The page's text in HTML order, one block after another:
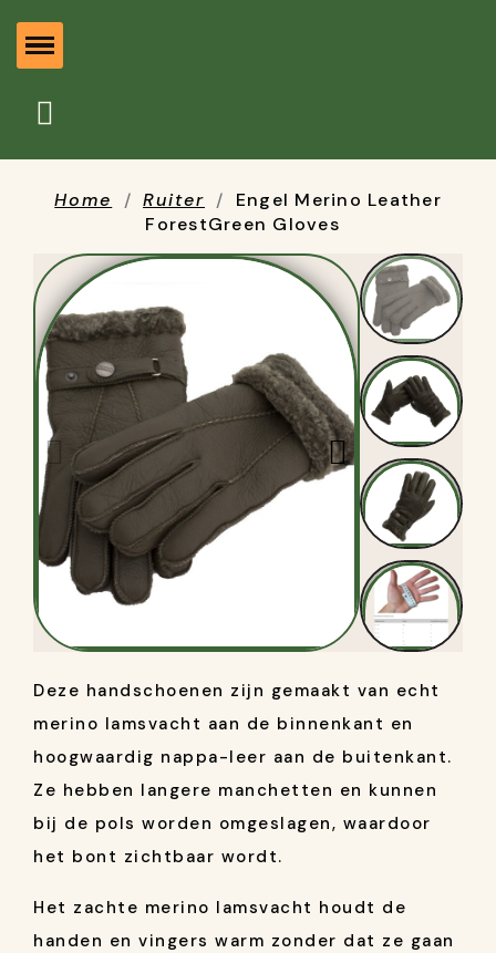
Home Ruiter
Engel Merino Leather
ForestGreen Gloves
Deze handschoenen zijn gemaakt van echt
merino lamsvacht aan de binnenkant en
hoogwaardig nappa-leer aan de buitenkant.
Ze hebben langere manchetten en kunnen
bij de pols worden omgeslagen, waardoor
het bont zichtbaar wordt.
Het zachte merino lamsvacht houdt de
handen en vingers warm zonder dat ze gaan